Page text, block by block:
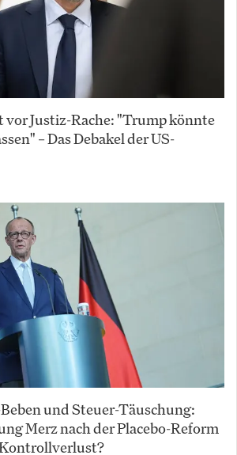
vor Justiz-Rache: "Trump könnte
– Das Debakel der US-
und Steuer-Täuschung:
Merz nach der Placebo-Reform